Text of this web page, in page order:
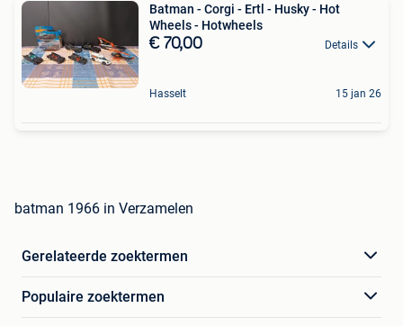
Batman - Corgi - Ertl - Husky - Hot
Wheels - Hotwheels
€ 70,00 Details
Hasselt 15 jan 26
batman 1966 in Verzamelen
Gerelateerde zoektermen
Populaire zoektermen